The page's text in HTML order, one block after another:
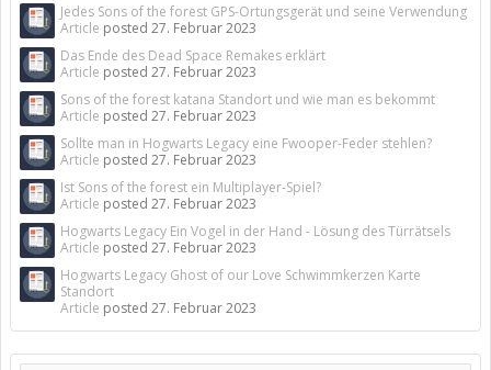
Jedes Sons of the forest GPS-Ortungsgerät und seine Verwendung
Article posted 27. Februar 2023
Das Ende des Dead Space Remakes erklärt
Article posted 27. Februar 2023
Sons of the forest katana Standort und wie man es bekommt
Article posted 27. Februar 2023
Sollte man in Hogwarts Legacy eine Fwooper-Feder stehlen?
Article posted 27. Februar 2023
Ist Sons of the forest ein Multiplayer-Spiel?
Article posted 27. Februar 2023
Hogwarts Legacy Ein Vogel in der Hand - Lösung des Türrätsels
Article posted 27. Februar 2023
Hogwarts Legacy Ghost of our Love Schwimmkerzen Karte
Standort
Article posted 27. Februar 2023